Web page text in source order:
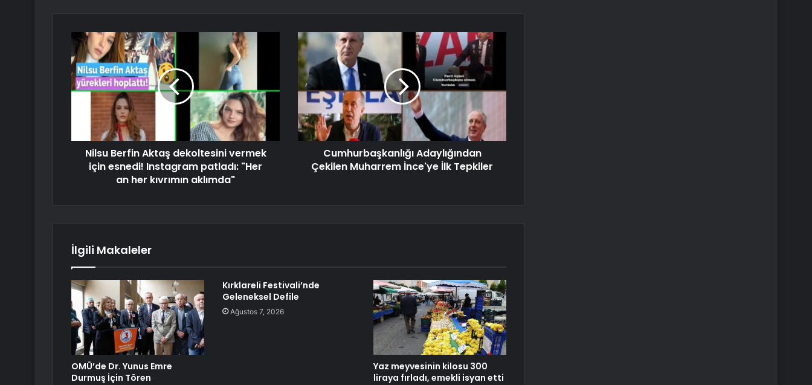
Nilsu Berfin Aktaş dekoltesini vermek
için esnedi! Instagram patladı: "Her
an her kıvrımın aklımda"
Cumhurbaşkanlığı Adaylığından
Çekilen Muharrem İnce'ye İlk Tepkiler
İlgili Makaleler
OMÜ’de Dr. Yunus Emre
Durmuş İçin Tören
Kırklareli Festivali’nde
Geleneksel Defile
Ağustos 7, 2026
Yaz meyvesinin kilosu 300
liraya fırladı, emekli isyan etti